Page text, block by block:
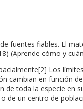
fuentes fiables. El
(Aprende cómo y
Los
cambian en función
toda la especie en
de un centro de